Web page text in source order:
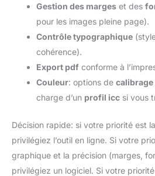
Gestion des marges et des
pour les images pleine page).
Contrôle typographique
cohérence).
Export pdf conforme à
Couleur: options de
charge d’un profil icc si vous
Décision rapide: si votre priorité est
privilégiez l’outil en ligne. Si votre
graphique et la précision (marges,
privilégiez un logiciel. Si votre